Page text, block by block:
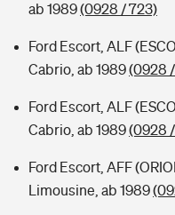
ab 1989(0928 / 723)
Ford Escort, ALF
Cabrio, ab 1989(0928
Ford Escort, ALF
Cabrio, ab 1989(0928
Ford Escort, AFF
Limousine, ab 1989